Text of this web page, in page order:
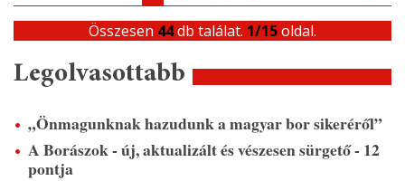
Összesen 44db találat. 1/15oldal.
Legolvasottabb
„Önmagunknak hazudunk a magyar bor sikeréről”
A Borászok - új, aktualizált és vészesen sürgető - 12
pontja